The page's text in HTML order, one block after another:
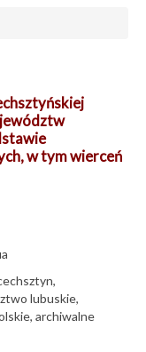
w tym wierceń
lubuskie,
archiwalne